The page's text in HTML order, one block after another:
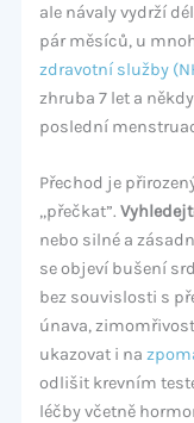
ale návaly vydrží
pár měsíců, u
zdravotní služby
zhruba 7 let a
poslední
Přechod je
„přečkat”.
nebo silné a
se objeví bušení
bez souvislosti s
únava,
ukazovat i na
odlišit krevním
léčby včetně